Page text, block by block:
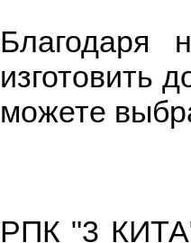
Благодаря
изготовить
можете
РПК "3